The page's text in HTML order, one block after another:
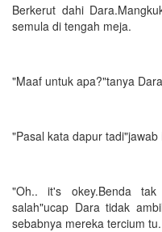
Berkerut dahi
semula di tengah meja.
"Maaf untuk apa?"tanya
"Pasal kata dapur
"Oh.. it's okey.Benda
salah"ucap Dara tidak
sebabnya mereka tercium